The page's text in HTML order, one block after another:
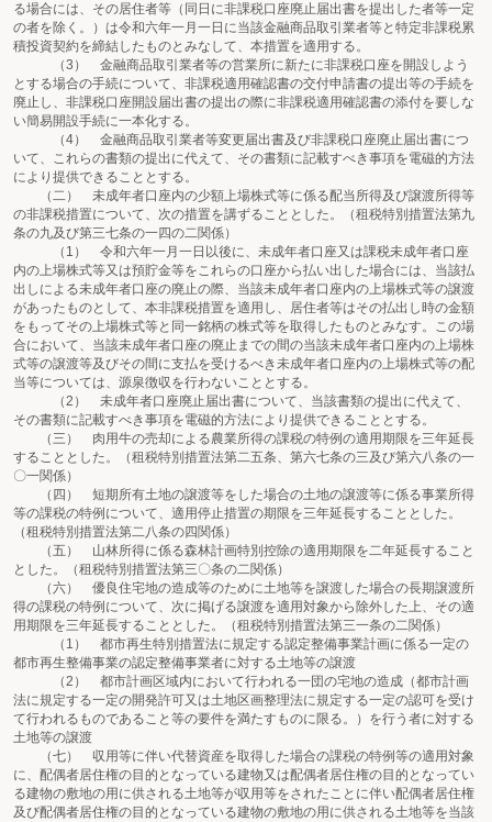
る場合には、その居住者等（同日に非課税口座廃止届出書を提出した者等一定
の者を除く。）は令和六年一月一日に当該金融商品取引業者等と特定非課税累
積投資契約を締結したものとみなして、本措置を適用する。
（3） 金融商品取引業者等の営業所に新たに非課税口座を開設しよう
とする場合の手続について、非課税適用確認書の交付申請書の提出等の手続を
廃止し、非課税口座開設届出書の提出の際に非課税適用確認書の添付を要しな
い簡易開設手続に一本化する。
（4） 金融商品取引業者等変更届出書及び非課税口座廃止届出書につ
いて、これらの書類の提出に代えて、その書類に記載すべき事項を電磁的方法
により提供できることとする。
（二） 未成年者口座内の少額上場株式等に係る配当所得及び譲渡所得等
の非課税措置について、次の措置を講ずることとした。（租税特別措置法第九
条の九及び第三七条の一四の二関係）
（1） 令和六年一月一日以後に、未成年者口座又は課税未成年者口座
内の上場株式等又は預貯金等をこれらの口座から払い出した場合には、当該払
出しによる未成年者口座の廃止の際、当該未成年者口座内の上場株式等の譲渡
があったものとして、本非課税措置を適用し、居住者等はその払出し時の金額
をもってその上場株式等と同一銘柄の株式等を取得したものとみなす。この場
合において、当該未成年者口座の廃止までの間の当該未成年者口座内の上場株
式等の譲渡等及びその間に支払を受けるべき未成年者口座内の上場株式等の配
当等については、源泉徴収を行わないこととする。
（2） 未成年者口座廃止届出書について、当該書類の提出に代えて、
その書類に記載すべき事項を電磁的方法により提供できることとする。
（三） 肉用牛の売却による農業所得の課税の特例の適用期限を三年延長
することとした。（租税特別措置法第二五条、第六七条の三及び第六八条の一
〇一関係）
（四） 短期所有土地の譲渡等をした場合の土地の譲渡等に係る事業所得
等の課税の特例について、適用停止措置の期限を三年延長することとした。
（租税特別措置法第二八条の四関係）
（五） 山林所得に係る森林計画特別控除の適用期限を二年延長すること
とした。（租税特別措置法第三〇条の二関係）
（六） 優良住宅地の造成等のために土地等を譲渡した場合の長期譲渡所
得の課税の特例について、次に掲げる譲渡を適用対象から除外した上、その適
用期限を三年延長することとした。（租税特別措置法第三一条の二関係）
（1） 都市再生特別措置法に規定する認定整備事業計画に係る一定の
都市再生整備事業の認定整備事業者に対する土地等の譲渡
（2） 都市計画区域内において行われる一団の宅地の造成（都市計画
法に規定する一定の開発許可又は土地区画整理法に規定する一定の認可を受け
て行われるものであること等の要件を満たすものに限る。）を行う者に対する
土地等の譲渡
（七） 収用等に伴い代替資産を取得した場合の課税の特例等の適用対象
に、配偶者居住権の目的となっている建物又は配偶者居住権の目的となってい
る建物の敷地の用に供される土地等が収用等をされたことに伴い配偶者居住権
及び配偶者居住権の目的となっている建物の敷地の用に供される土地等を当該